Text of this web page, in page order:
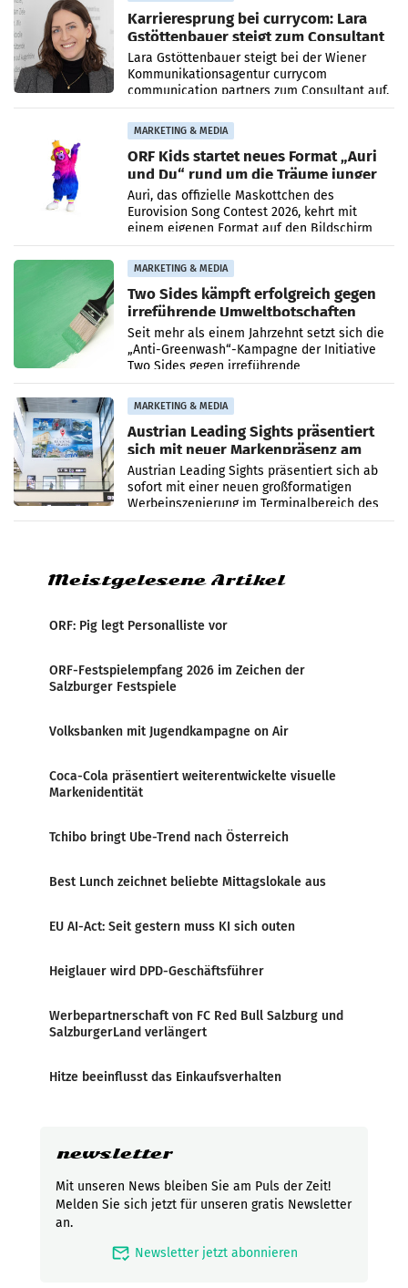
Karrieresprung bei currycom: Lara
Gstöttenbauer steigt zum Consultant
auf
Lara Gstöttenbauer steigt bei der Wiener
Kommunikationsagentur currycom
communication partners zum Consultant auf.
Die 27-jährige Beraterin betreut Kundinnen
und Kunden in den Bereichen
MARKETING & MEDIA
ORF Kids startet neues Format „Auri
und Du“ rund um die Träume junger
Menschen
Auri, das offizielle Maskottchen des
Eurovision Song Contest 2026, kehrt mit
einem eigenen Format auf den Bildschirm
zurück. In der neuen Sendung „Auri und Du“
bei ORF Kids steht
MARKETING & MEDIA
Two Sides kämpft erfolgreich gegen
irreführende Umweltbotschaften
beim Papiereinsatz
Seit mehr als einem Jahrzehnt setzt sich die
„Anti-Greenwash“-Kampagne der Initiative
Two Sides gegen irreführende
Umweltaussagen bei Papierkommunikation
und papierbasierten Verpackungen
MARKETING & MEDIA
Austrian Leading Sights präsentiert
sich mit neuer Markenpräsenz am
Flughafen Wien
Austrian Leading Sights präsentiert sich ab
sofort mit einer neuen großformatigen
Werbeinszenierung im Terminalbereich des
Flughafen Wien. Die Präsenz befindet sich im
Meistgelesene Artikel
ORF: Pig legt Personalliste vor
ORF-Festspielempfang 2026 im Zeichen der
Salzburger Festspiele
Volksbanken mit Jugendkampagne on Air
Coca-Cola präsentiert weiterentwickelte visuelle
Markenidentität
Tchibo bringt Ube-Trend nach Österreich
Best Lunch zeichnet beliebte Mittagslokale aus
EU AI-Act: Seit gestern muss KI sich outen
Heiglauer wird DPD-Geschäftsführer
Werbepartnerschaft von FC Red Bull Salzburg und
SalzburgerLand verlängert
Hitze beeinflusst das Einkaufsverhalten
newsletter
Mit unseren News bleiben Sie am Puls der Zeit!
Melden Sie sich jetzt für unseren gratis Newsletter
an.
mark_email_read Newsletter jetzt abonnieren